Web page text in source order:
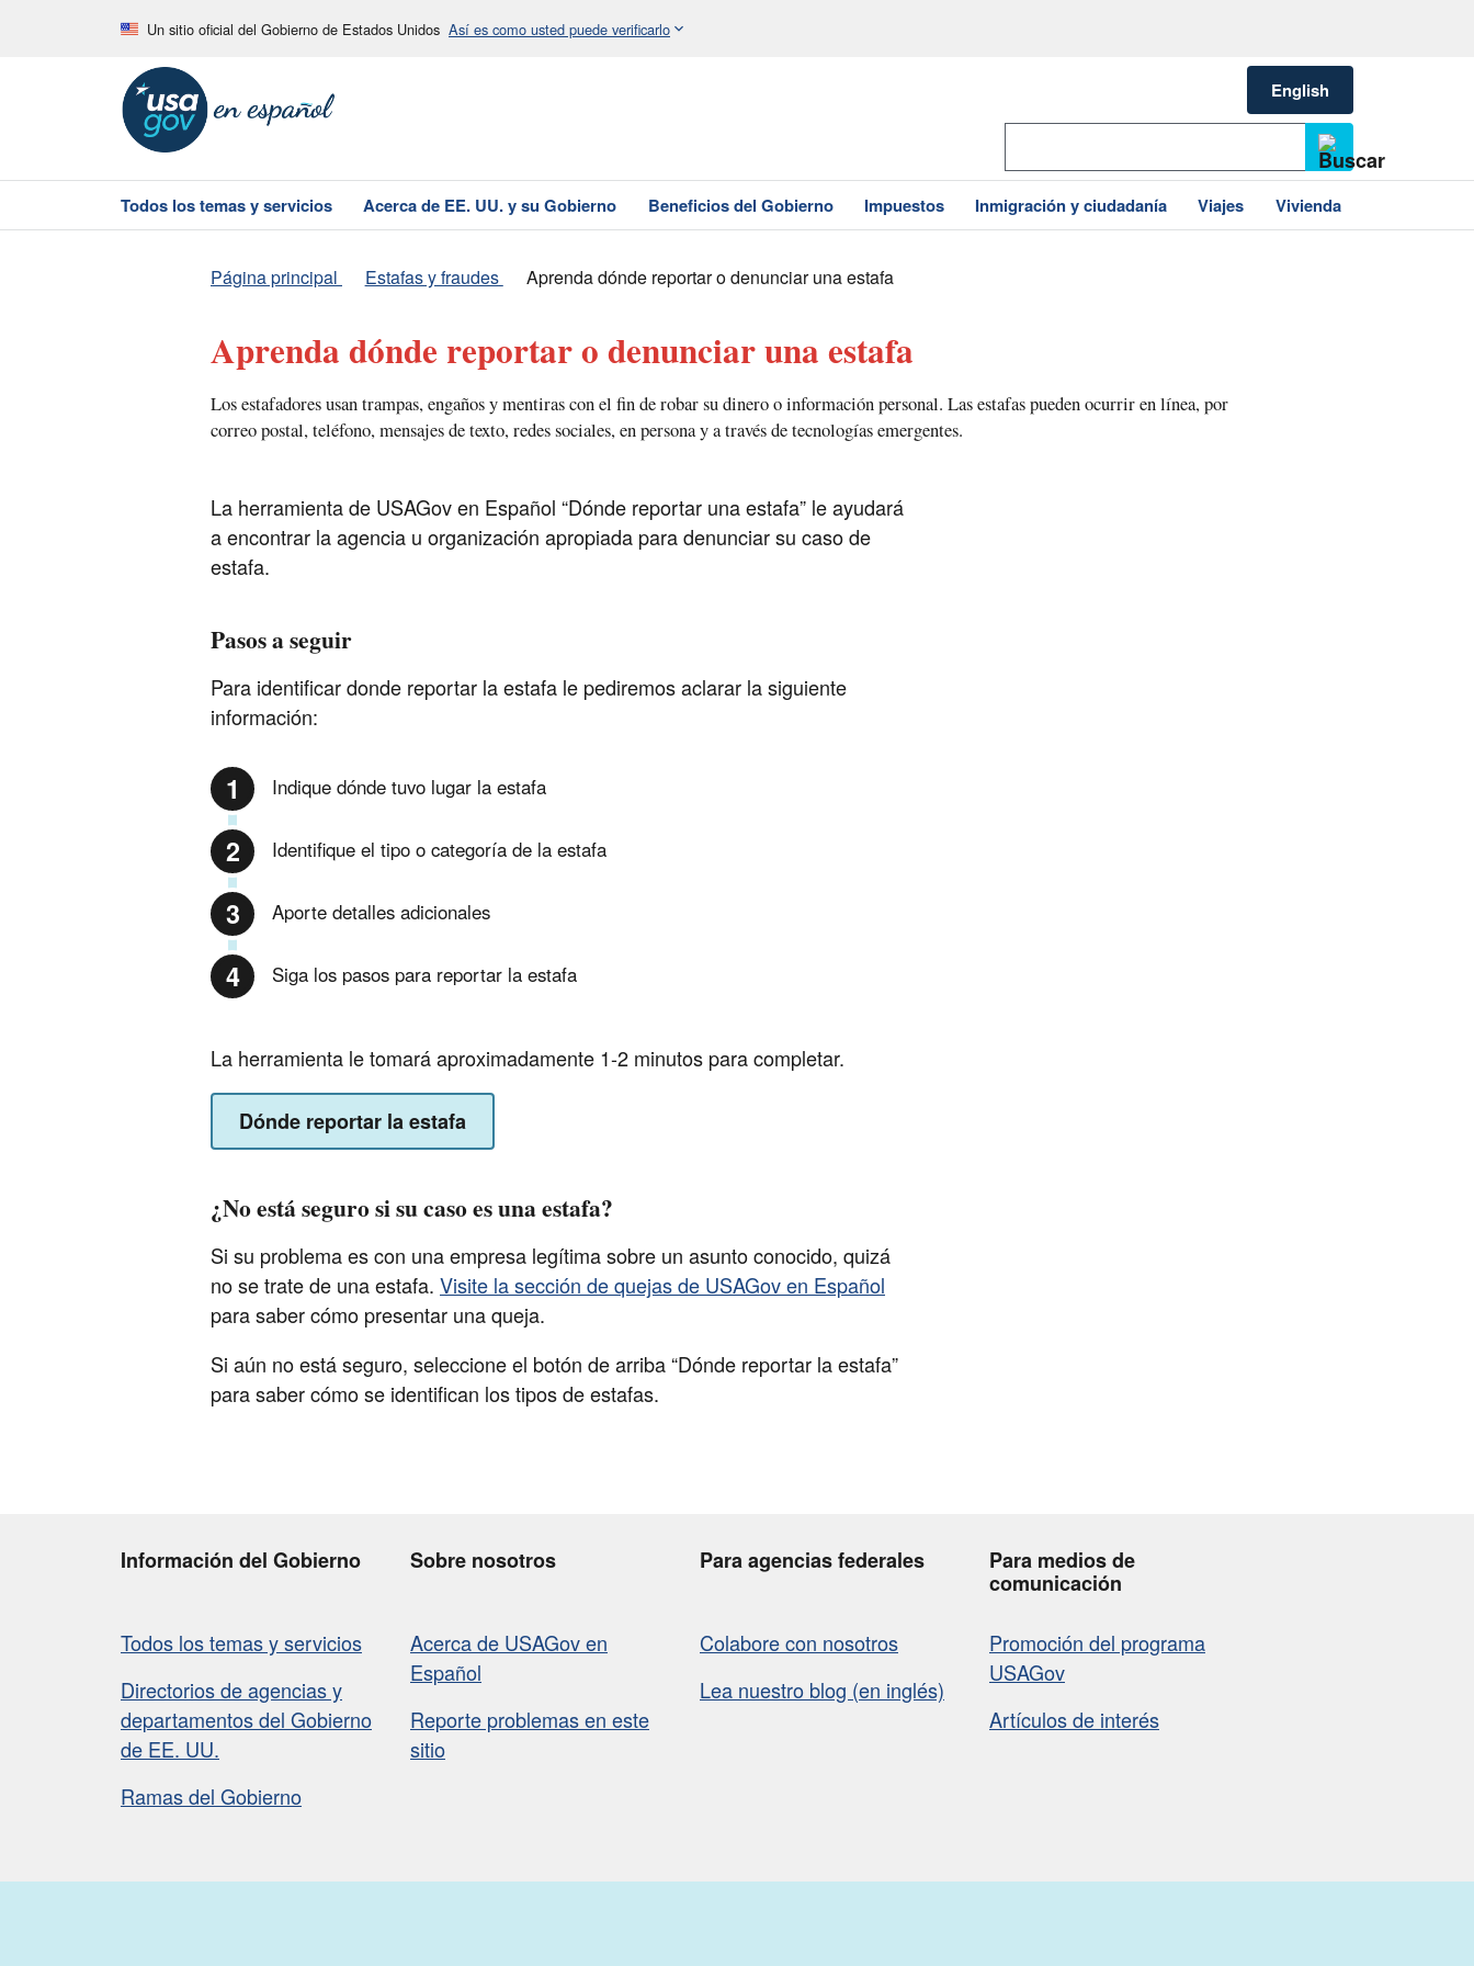
Un sitio oficial del Gobierno de Estados Unidos Así es como usted puede verificarlo
English
Todos los temas y servicios Acerca de EE. UU. y su Gobierno Beneficios del Gobierno Impuestos Inmigración y ciudadanía Viajes Vivienda
Página principal Estafas y fraudes Aprenda dónde reportar o denunciar una estafa
Aprenda dónde reportar o denunciar una estafa
Los estafadores usan trampas, engaños y mentiras con el fin de robar su dinero o información personal. Las estafas pueden ocurrir en línea, por
correo postal, teléfono, mensajes de texto, redes sociales, en persona y a través de tecnologías emergentes.
La herramienta de USAGov en Español “Dónde reportar una estafa” le ayudará
a encontrar la agencia u organización apropiada para denunciar su caso de
estafa.
Pasos a seguir
Para identificar donde reportar la estafa le pediremos aclarar la siguiente
información:
Indique dónde tuvo lugar la estafa
Identifique el tipo o categoría de la estafa
Aporte detalles adicionales
Siga los pasos para reportar la estafa
La herramienta le tomará aproximadamente 1-2 minutos para completar.
Dónde reportar la estafa
¿No está seguro si su caso es una estafa?
Si su problema es con una empresa legítima sobre un asunto conocido, quizá
no se trate de una estafa. Visite la sección de quejas de USAGov en Español
para saber cómo presentar una queja.
Si aún no está seguro, seleccione el botón de arriba “Dónde reportar la estafa”
para saber cómo se identifican los tipos de estafas.
Información del Gobierno
Todos los temas y servicios
Directorios de agencias y
departamentos del Gobierno
de EE. UU.
Ramas del Gobierno
Sobre nosotros
Acerca de USAGov en
Español
Reporte problemas en este
sitio
Para agencias federales
Colabore con nosotros
Lea nuestro blog (en inglés)
Para medios de
comunicación
Promoción del programa
USAGov
Artículos de interés